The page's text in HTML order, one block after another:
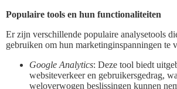
Populaire tools en hun functionaliteiten
Er zijn verschillende populaire analysetools
gebruiken om hun marketinginspanningen te
Google Analytics: Deze tool biedt
websiteverkeer en gebruikersgedrag,
weloverwogen beslissingen kunnen